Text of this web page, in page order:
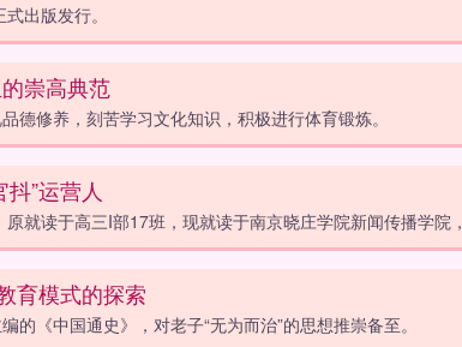
正式出版发行。
崇高典范
德修养，刻苦学习文化知识，积极进行体育锻炼。
”运营人
就读于高三I部17班，现就读于南京晓庄学院新闻传播学院，
育模式的探索
的《中国通史》，对老子“无为而治”的思想推崇备至。